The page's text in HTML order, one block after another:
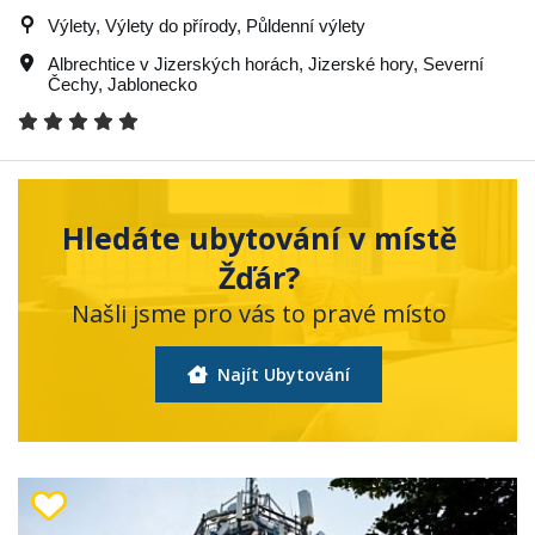
Výlety, Výlety do přírody, Půldenní výlety
Albrechtice v Jizerských horách, Jizerské hory, Severní
Čechy, Jablonecko
Hledáte ubytování v místě
Žďár?
Našli jsme pro vás to pravé místo
Najít Ubytování